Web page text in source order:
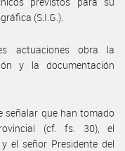
(S.I.G.).
actuaciones obra la
y la documentación
señalar que han tomado
(cf. fs. 30), el
el señor Presidente del